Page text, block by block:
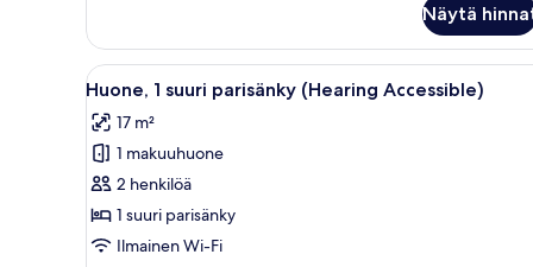
Shower)
kuvat
1
suuri
parisänky
Accessible,
Transfer
Shower)
Näytä
Avaa
kaikki
huonetyypin
Huone,
1
suuri
parisänky
Hotellihuone, jossa on suuri
1
Huone, 1 suuri parisänky (Hearing Accessible)
17 m²
1 makuuhuone
2 henkilöä
1 suuri parisänky
Ilmainen Wi-Fi